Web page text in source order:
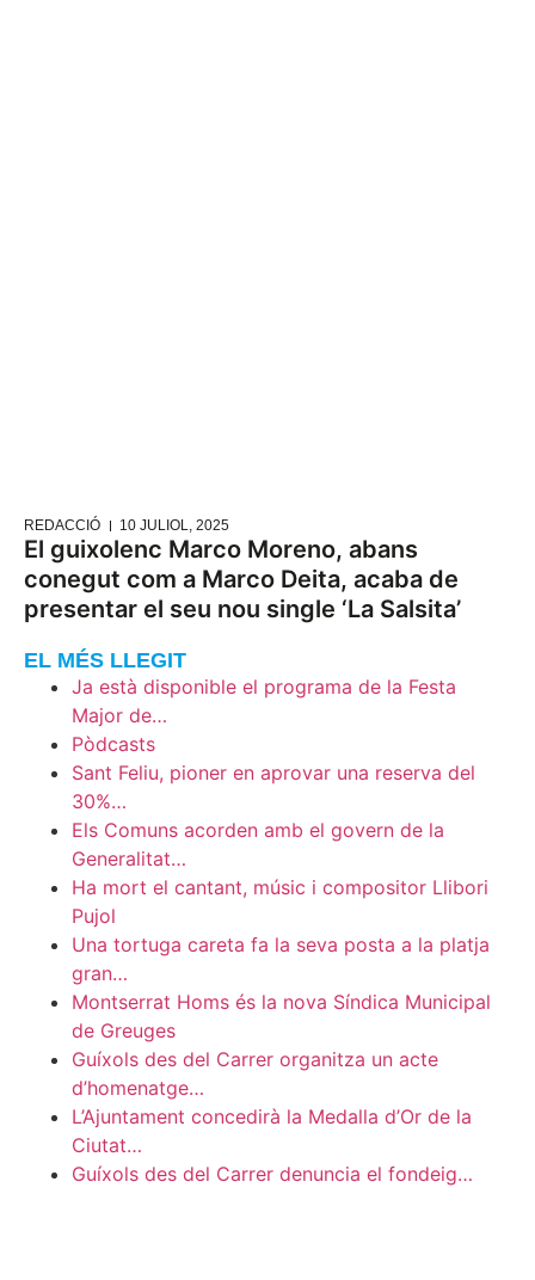
REDACCIÓ 10 JULIOL, 2025
El guixolenc Marco Moreno, abans
conegut com a Marco Deita, acaba de
presentar el seu nou single ‘La Salsita’
EL MÉS LLEGIT
Ja està disponible el programa de la Festa
Major de…
Pòdcasts
Sant Feliu, pioner en aprovar una reserva del
30%…
Els Comuns acorden amb el govern de la
Generalitat…
Ha mort el cantant, músic i compositor Llibori
Pujol
Una tortuga careta fa la seva posta a la platja
gran…
Montserrat Homs és la nova Síndica Municipal
de Greuges
Guíxols des del Carrer organitza un acte
d’homenatge…
L’Ajuntament concedirà la Medalla d’Or de la
Ciutat…
Guíxols des del Carrer denuncia el fondeig…